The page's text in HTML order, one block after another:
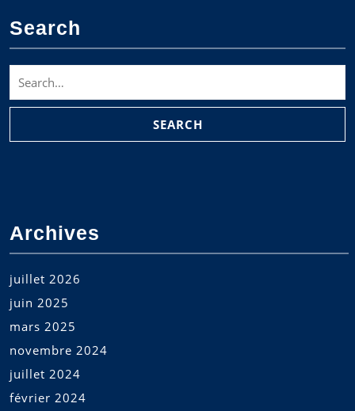
Search
for:
Archives
juillet 2026
juin 2025
mars 2025
novembre 2024
juillet 2024
février 2024